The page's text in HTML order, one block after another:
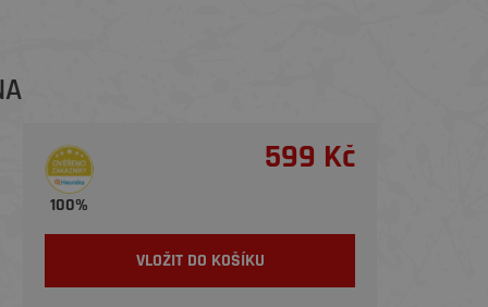
100%
599 Kč
VLOŽIT DO KOŠÍKU